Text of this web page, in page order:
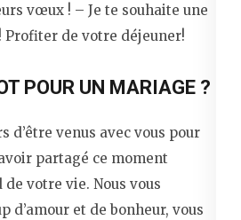
vœux ! – Je te souhaite une
Profiter de votre déjeuner!
POUR UN MARIAGE ?
d’être venus avec vous pour
partagé ce moment
votre vie. Nous vous
d’amour et de bonheur, vous